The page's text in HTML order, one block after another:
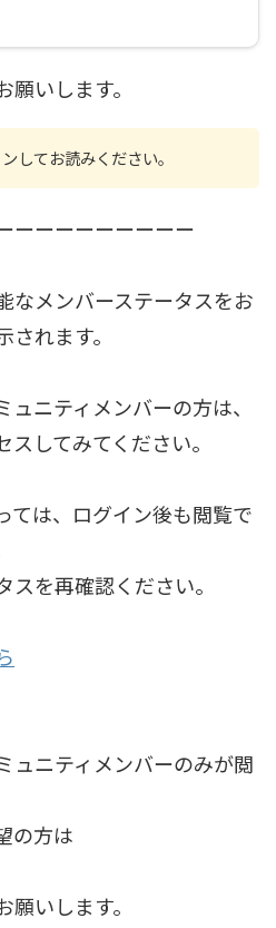
いします。
してお読みください。
ーーーーーーーーー
なメンバーステータスをお
れます。
ニティメンバーの方は、
してみてください。
は、ログイン後も閲覧で
を再確認ください。
ュニティメンバーのみが閲
の方は
いします。